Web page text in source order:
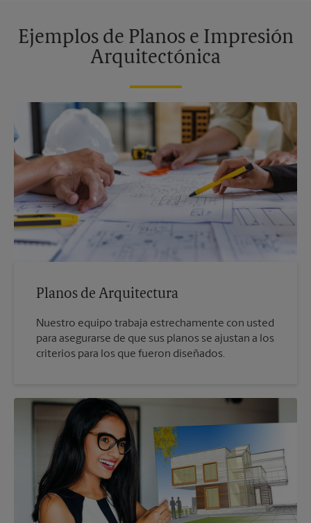
Ejemplos de Planos e Impresión
Arquitectónica
Planos de Arquitectura
Nuestro equipo trabaja estrechamente con usted
para asegurarse de que sus planos se ajustan a los
criterios para los que fueron diseñados.